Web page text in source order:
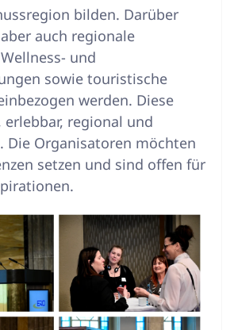
bilden. Darüber
auch regionale
und
sowie touristische
werden. Diese
erlebbar, regional und
Die Organisatoren möchten
setzen und sind offen für